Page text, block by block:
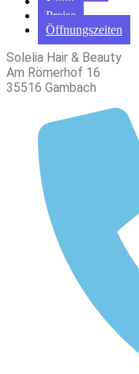
Preise
Öffnungszeiten
Solelia Hair & Beauty
Am Römerhof 16
35516 Gambach